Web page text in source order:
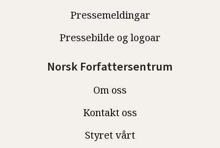
Pressemeldingar
Pressebilde og logoar
Norsk Forfattersentrum
Om oss
Kontakt oss
Styret vårt